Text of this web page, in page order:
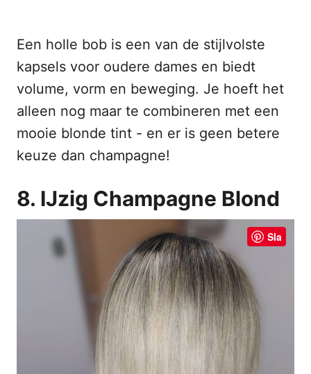
Een holle bob is een van de stijlvolste
kapsels voor oudere dames en biedt
volume, vorm en beweging. Je hoeft het
alleen nog maar te combineren met een
mooie blonde tint - en er is geen betere
keuze dan champagne!
8. IJzig Champagne Blond
Sla